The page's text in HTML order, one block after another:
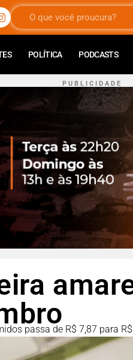
POLÍTICA PODCASTS
P U B L I C I D A D E
passa de R$ 7,87 para